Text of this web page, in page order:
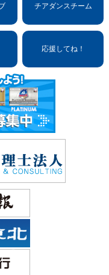
チアダンスチーム
応援してね！